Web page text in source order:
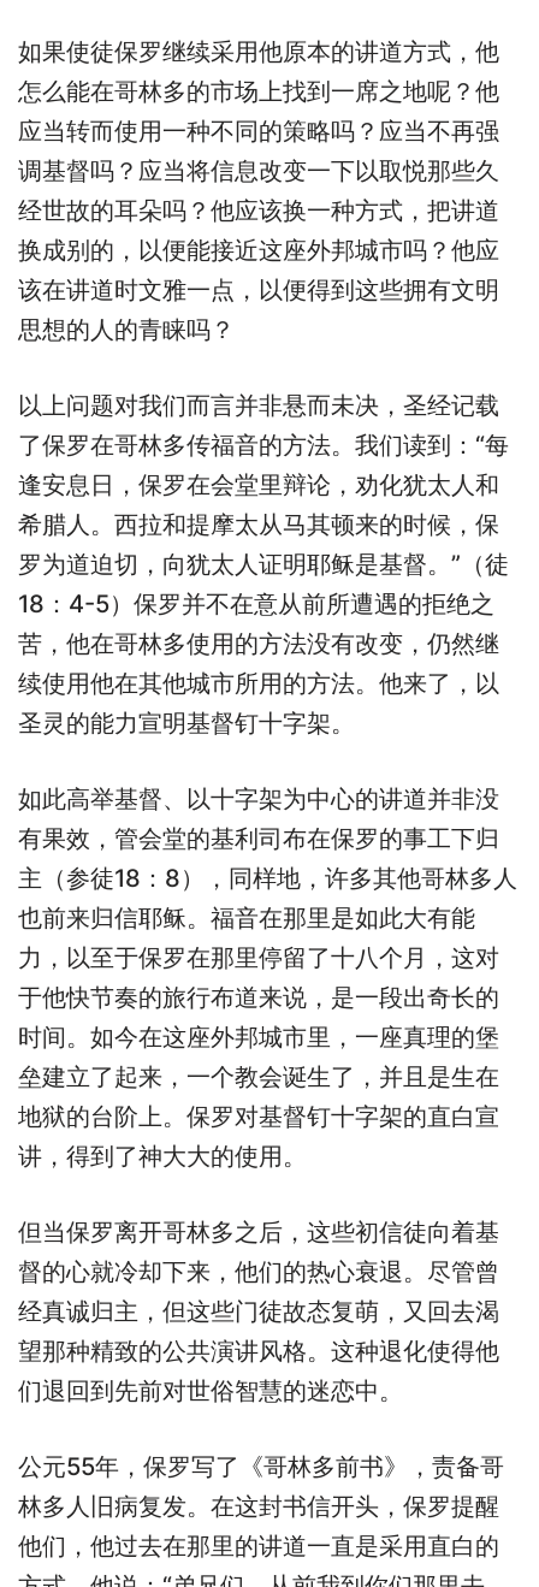
如果使徒保罗继续采用他原本的讲道方式，他
怎么能在哥林多的市场上找到一席之地呢？他
应当转而使用一种不同的策略吗？应当不再强
调基督吗？应当将信息改变一下以取悦那些久
经世故的耳朵吗？他应该换一种方式，把讲道
换成别的，以便能接近这座外邦城市吗？他应
该在讲道时文雅一点，以便得到这些拥有文明
思想的人的青睐吗？
以上问题对我们而言并非悬而未决，圣经记载
了保罗在哥林多传福音的方法。我们读到：“每
逢安息日，保罗在会堂里辩论，劝化犹太人和
希腊人。西拉和提摩太从马其顿来的时候，保
罗为道迫切，向犹太人证明耶稣是基督。”（徒
18：4-5）保罗并不在意从前所遭遇的拒绝之
苦，他在哥林多使用的方法没有改变，仍然继
续使用他在其他城市所用的方法。他来了，以
圣灵的能力宣明基督钉十字架。
如此高举基督、以十字架为中心的讲道并非没
有果效，管会堂的基利司布在保罗的事工下归
主（参徒18：8），同样地，许多其他哥林多人
也前来归信耶稣。福音在那里是如此大有能
力，以至于保罗在那里停留了十八个月，这对
于他快节奏的旅行布道来说，是一段出奇长的
时间。如今在这座外邦城市里，一座真理的堡
垒建立了起来，一个教会诞生了，并且是生在
地狱的台阶上。保罗对基督钉十字架的直白宣
讲，得到了神大大的使用。
但当保罗离开哥林多之后，这些初信徒向着基
督的心就冷却下来，他们的热心衰退。尽管曾
经真诚归主，但这些门徒故态复萌，又回去渴
望那种精致的公共演讲风格。这种退化使得他
们退回到先前对世俗智慧的迷恋中。
公元55年，保罗写了《哥林多前书》，责备哥
林多人旧病复发。在这封书信开头，保罗提醒
他们，他过去在那里的讲道一直是采用直白的